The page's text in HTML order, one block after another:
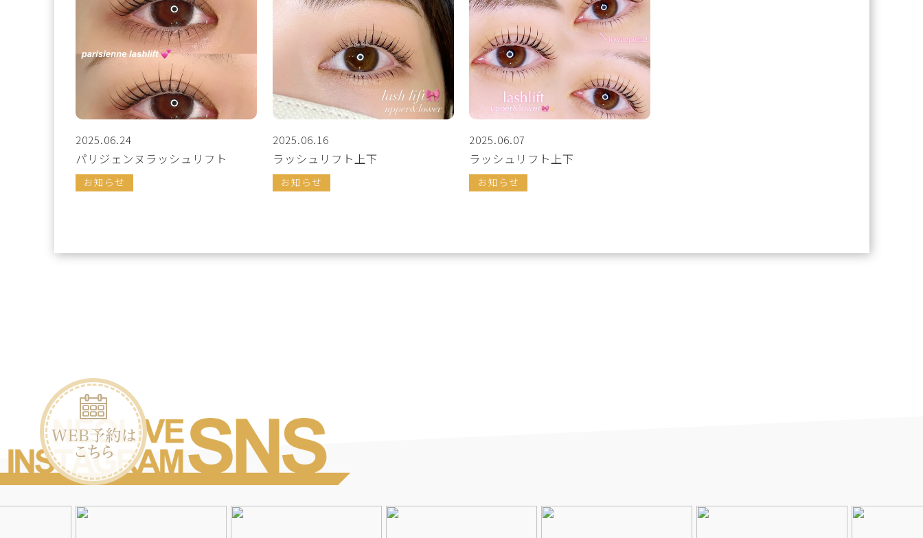
2025.06.24
パリジェンヌラッシュリフト
お知らせ
2025.06.16
ラッシュリフト上下
お知らせ
2025.06.07
ラッシュリフト上下
お知らせ